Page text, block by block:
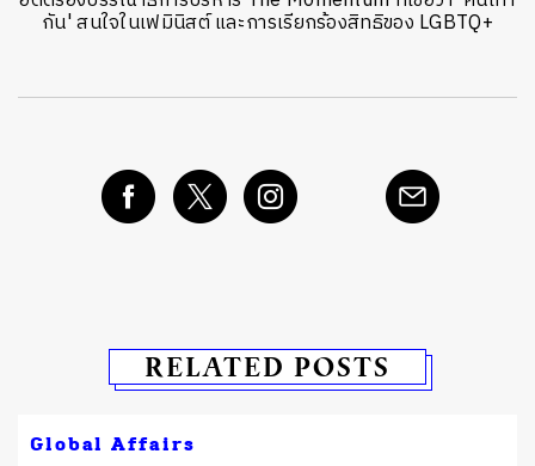
กัน' สนใจในเฟมินิสต์ และการเรียกร้องสิทธิของ LGBTQ+
RELATED POSTS
Global Affairs